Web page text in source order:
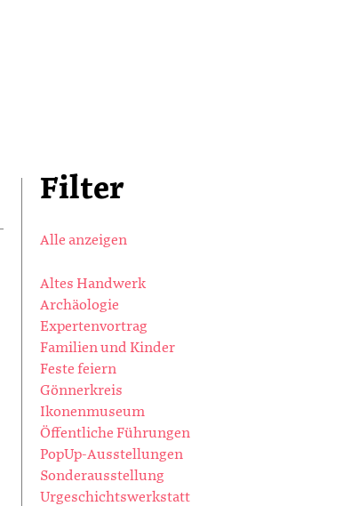
Filter
Alle anzeigen
Altes Handwerk
Archäologie
Expertenvortrag
Familien und Kinder
Feste feiern
Gönnerkreis
Ikonenmuseum
Öffentliche Führungen
PopUp-Ausstellungen
Sonderausstellung
Urgeschichtswerkstatt